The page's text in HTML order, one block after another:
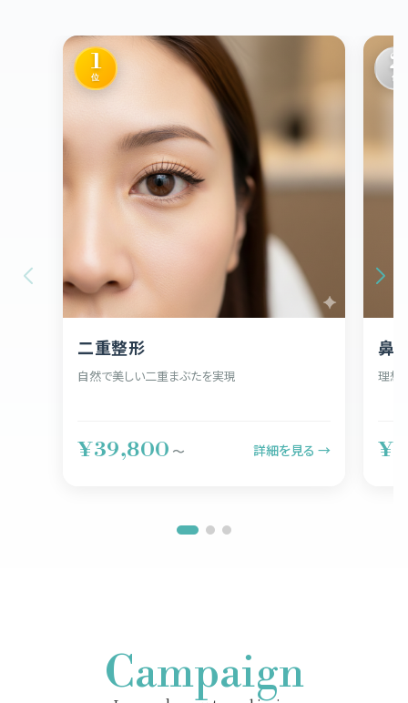
1
位
二重整形
自然で美しい二重まぶたを実現
¥39,800 〜 詳細を見る →
2
位
鼻
理想
Campaign